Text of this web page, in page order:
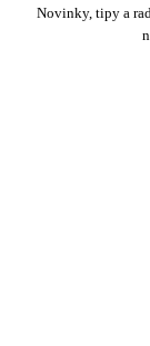
Novinky, tipy a